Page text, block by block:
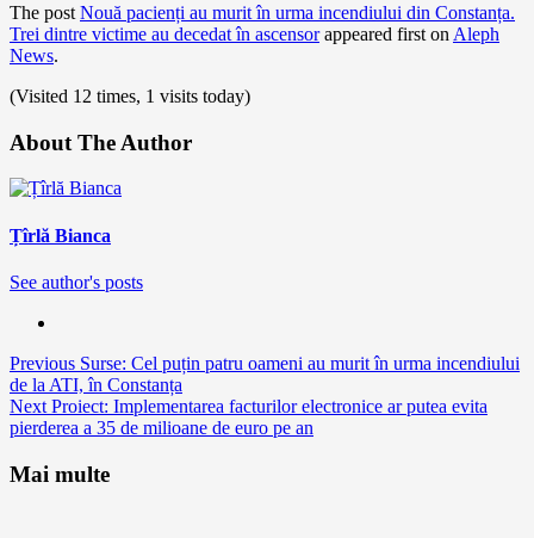
The post Nouă pacienți au murit în urma incendiului din Constanța.
Trei dintre victime au decedat în ascensorappeared first on Aleph
News.
(Visited 12 times, 1 visits today)
About The Author
Țîrlă Bianca
See author's posts
Continue
Reading
Previous Surse: Cel puțin patru oameni au murit în urma incendiului
de la ATI, în Constanța
Next Proiect: Implementarea facturilor electronice ar putea evita
pierderea a 35 de milioane de euro pe an
Mai multe